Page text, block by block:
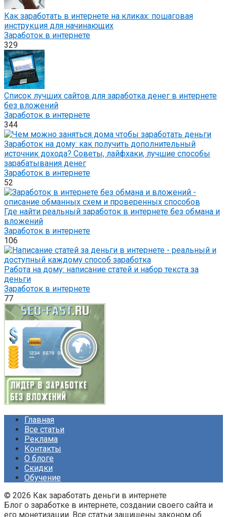
Как заработать в интернете на кликах: пошаговая
инструкция для начинающих
Заработок в интернете
329
Список лучших сайтов для заработка денег в интернете
без вложений
Заработок в интернете
344
Заработок на дому: как получить дополнительный
источник дохода? Советы, лайфхаки, лучшие способы
зарабатывания денег
Заработок в интернете
52
Где найти реальный заработок в интернете без обмана и
вложений
Заработок в интернете
106
Работа на дому: написание статей и набор текста за
деньги
Заработок в интернете
77
Главная
Все статьи
Реклама
Контакты
О блоге
Скидки
Обучение
© 2026 Как заработать деньги в интернете
Блог о заработке в интернете, создании своего сайта и
его монетизации. Все статьи защищены законом об